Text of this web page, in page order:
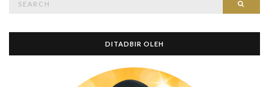
for:
DITADBIR OLEH